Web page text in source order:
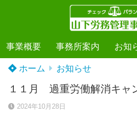
事業概要 事務所案内 お知
ホーム お知らせ
１１月 過重労働解消キャ
2024年10月28日